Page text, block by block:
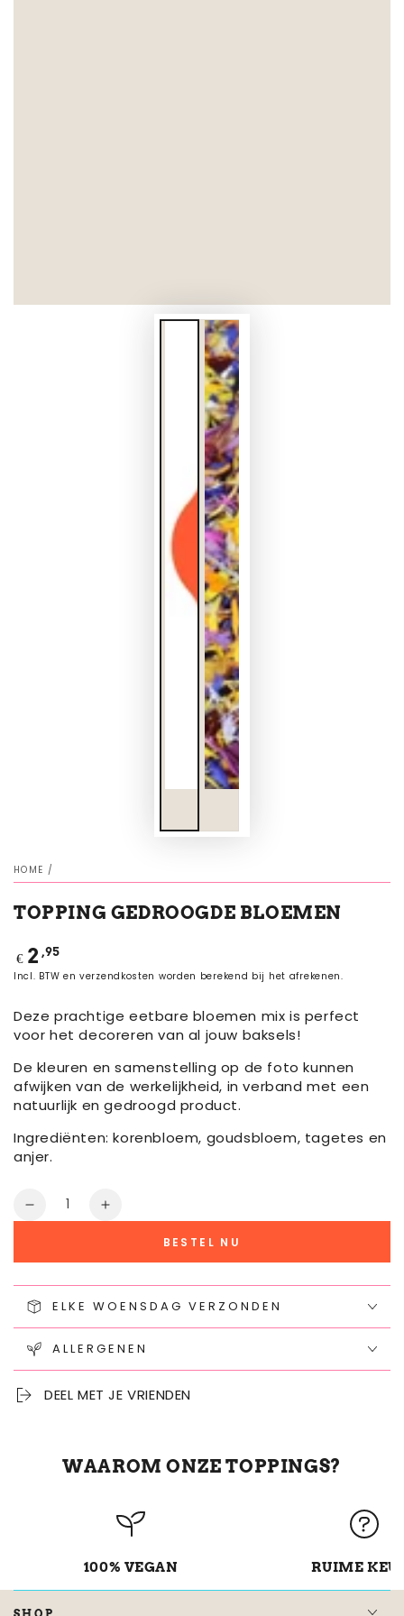
HOME /
TOPPING GEDROOGDE BLOEMEN
Normale
prijs
€ 2 ,95
Incl. BTW en verzendkosten worden berekend bij het afrekenen.
Deze prachtige eetbare bloemen mix is perfect
voor het decoreren van al jouw baksels!
De kleuren en samenstelling op de foto kunnen
afwijken van de werkelijkheid, in verband met een
natuurlijk en gedroogd product.
Ingrediënten: korenbloem, goudsbloem, tagetes en
anjer.
Aantal
Aantal
Gedroogde
bloemen
Verhoog
Topping
Gedroogde
bloemen
BESTEL NU
ELKE WOENSDAG VERZONDEN
ALLERGENEN
DEEL MET JE VRIENDEN
WAAROM ONZE TOPPINGS?
100% VEGAN RUIME